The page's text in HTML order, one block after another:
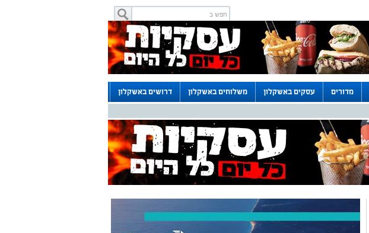
מדורים עסקים באשקלון משלוחים באשקלון דרושים באשקלון